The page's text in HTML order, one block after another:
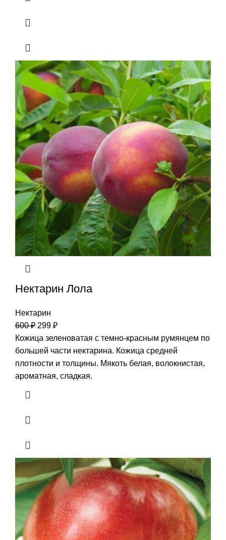
Нектарин Лола
Нектарин
600₽ 299 ₽
Кожица зеленоватая с темно-красным румянцем по
большей части нектарина. Кожица средней
плотности и толщины. Мякоть белая, волокнистая,
ароматная, сладкая.